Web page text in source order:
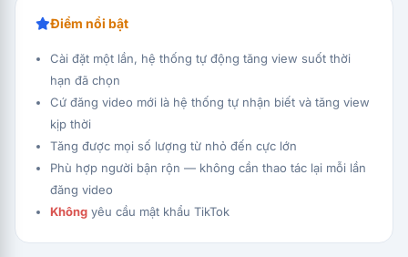
Điểm nổi bật
Cài đặt một lần, hệ thống tự động tăng view suốt thời
hạn đã chọn
Cứ đăng video mới là hệ thống tự nhận biết và tăng view
kịp thời
Tăng được mọi số lượng từ nhỏ đến cực lớn
Phù hợp người bận rộn — không cần thao tác lại mỗi lần
đăng video
Không yêu cầu mật khẩu TikTok